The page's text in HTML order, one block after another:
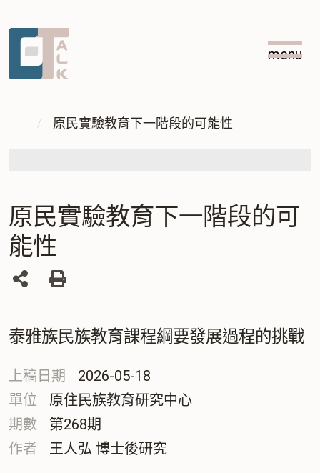
到
主
要
容
menu
原民實驗教育下一階段的可能性
原民實驗教育下一階段的可
能性
列
泰雅族民族教育課程綱要發展過程的挑戰
上稿日期
2026-05-18
單位
原住民族教育研究中心
期數
第268期
作者
王人弘 博士後研究